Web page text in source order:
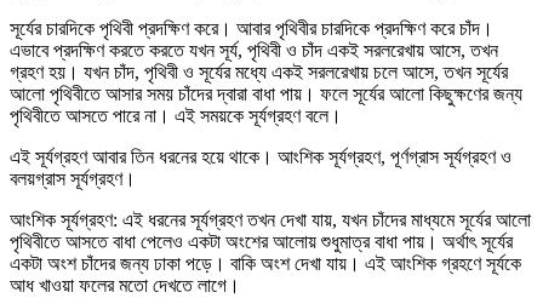
সূর্যের চারদিকে পৃথিবী প্রদক্ষিণ করে। আবার পৃথিবীর চারদিকে প্রদক্ষিণ করে চাঁদ।
এভাবে প্রদক্ষিণ করতে করতে যখন সূর্য, পৃথিবী ও চাঁদ একই সরলরেখায় আসে, তখন
গ্রহণ হয়। যখন চাঁদ, পৃথিবী ও সূর্যের মধ্যে একই সরলরেখায় চলে আসে, তখন সূর্যের
আলো পৃথিবীতে আসার সময় চাঁদের দ্বারা বাধা পায়। ফলে সূর্যের আলো কিছুক্ষণের জন্য
পৃথিবীতে আসতে পারে না। এই সময়কে সূর্যগ্রহণ বলে।
এই সূর্যগ্রহণ আবার তিন ধরনের হয়ে থাকে। আংশিক সূর্যগ্রহণ, পূর্ণগ্রাস সূর্যগ্রহণ ও
বলয়গ্রাস সূর্যগ্রহণ।
আংশিক সূর্যগ্রহণ: এই ধরনের সূর্যগ্রহণ তখন দেখা যায়, যখন চাঁদের মাধ্যমে সূর্যের আলো
পৃথিবীতে আসতে বাধা পেলেও একটা অংশের আলোয় শুধুমাত্র বাধা পায়। অর্থাৎ সূর্যের
একটা অংশ চাঁদের জন্য ঢাকা পড়ে। বাকি অংশ দেখা যায়। এই আংশিক গ্রহণে সূর্যকে
আধ খাওয়া ফলের মতো দেখতে লাগে।